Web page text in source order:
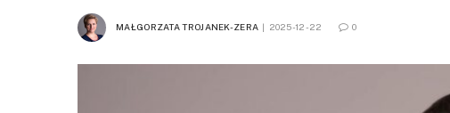
MAŁGORZATA TROJANEK-ZERA 2025-12-22 0